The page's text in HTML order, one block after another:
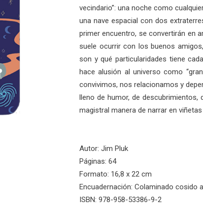
vecindario”: una noche como
una nave espacial con dos
primer encuentro, se convertirán en
suele ocurrir con los buenos
son y qué particularidades tiene
hace alusión al universo como
convivimos, nos relacionamos y
lleno de humor, de descubrimientos,
magistral manera de narrar en
Autor: Jim Pluk
Páginas: 64
Formato: 16,8 x 22 cm
Encuadernación: Colaminado cosido
ISBN: 978-958-53386-9-2